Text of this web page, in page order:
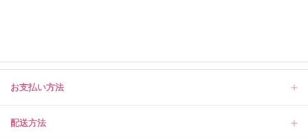
お支払い方法
配送方法